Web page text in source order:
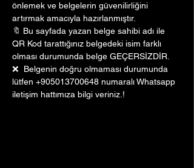
önlemek ve belgelerin güvenilirliğini
artırmak amacıyla hazırlanmıştır.
🔖 Bu sayfada yazan belge sahibi adı ile
QR Kod tarattığınız belgedeki isim farklı
olması durumunda belge GEÇERSİZDİR.
❌  Belgenin doğru olmaması durumunda
lütfen +905013700648 numaralı Whatsapp
iletişim hattımıza bilgi veriniz.!